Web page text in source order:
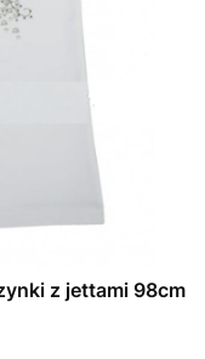
z jettami 98cm